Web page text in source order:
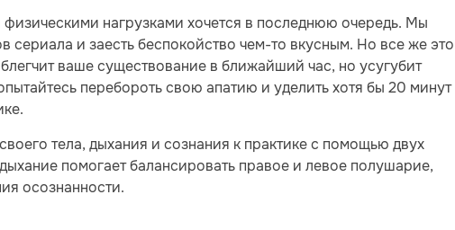
нагрузками хочется в последнюю очередь. Мы
сериала и заесть беспокойство чем-то вкусным. Но все же это
ваше существование в ближайший час, но усугубит
перебороть свою апатию и уделить хотя бы 20 минут
тела, дыхания и сознания к практике с помощью двух
помогает балансировать правое и левое полушарие,
осознанности.